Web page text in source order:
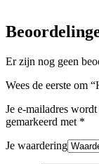
Er zijn nog geen
Wees de eerste om
Je e-mailadres
gemarkeerd met *
Je waardering